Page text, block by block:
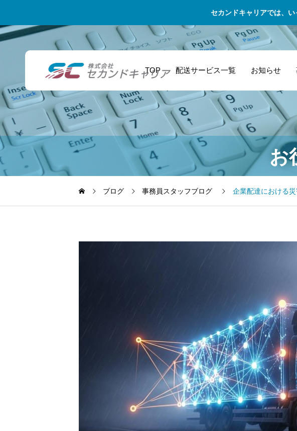
セカンドキャリアでは、
TOP 配送サービス一覧 お知らせ
セカンドキャリア
の特徴その２ 業
界の常識にとらわ
宅配便 –
迅速配
ECサイト運営者
ネットショップの
売上向上！ 安定し
クが支える成長戦
略
アパレ
シーズン
品配送
ップの
確実に
委託ドライバーの
リアルな日常！未
経験から飛び込ん
越谷市
型のお仕
物ドラ
う
お
ブログ 事務員スタッフブログ 企業配達における